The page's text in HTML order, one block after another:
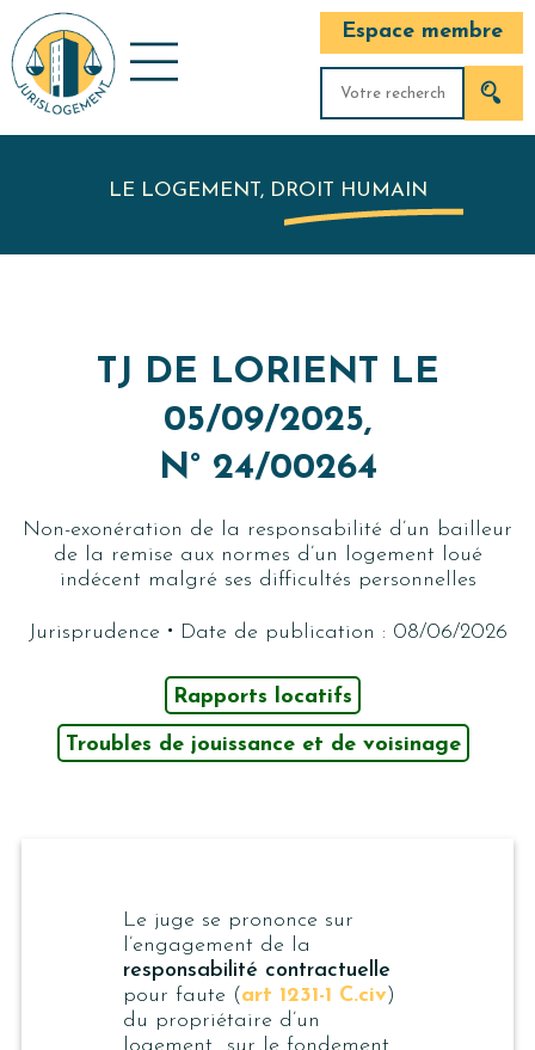
Espace membre
LE LOGEMENT, DROIT HUMAIN
TJ DE LORIENT LE
05/09/2025,
N° 24/00264
Non-exonération de la responsabilité d’un bailleur
de la remise aux normes d’un logement loué
indécent malgré ses difficultés personnelles
Jurisprudence · Date de publication : 08/06/2026
Rapports locatifs
Troubles de jouissance et de voisinage
Le juge se prononce sur
l’engagement de la
responsabilité contractuelle
pour faute (art 1231-1 C.civ)
du propriétaire d’un